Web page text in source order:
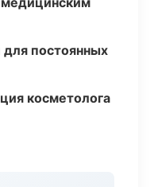
для постоянных
косметолога